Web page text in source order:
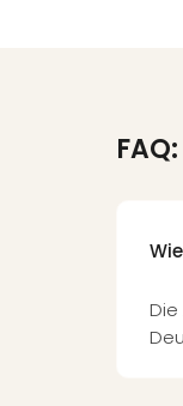
Die